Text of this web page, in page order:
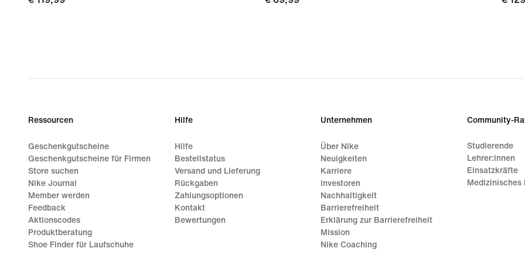
Ressourcen
Geschenkgutscheine
Geschenkgutscheine für Firmen
Store suchen
Nike Journal
Member werden
Feedback
Aktionscodes
Produktberatung
Shoe Finder für Laufschuhe
Hilfe
Hilfe
Bestellstatus
Versand und Lieferung
Rückgaben
Zahlungsoptionen
Kontakt
Bewertungen
Unternehmen
Über Nike
Neuigkeiten
Karriere
Investoren
Nachhaltigkeit
Barrierefreiheit
Erklärung zur Barrierefreiheit
Mission
Nike Coaching
Community-
Studierende
Lehrer:innen
Einsatzkräfte
Medizinisches